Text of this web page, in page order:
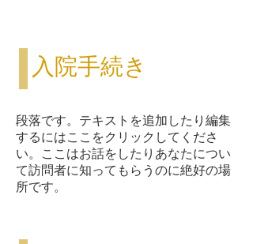
入院手続き
段落です。テキストを追加したり編集
するにはここをクリックしてくださ
い。ここはお話をしたりあなたについ
て訪問者に知ってもらうのに絶好の場
所です。